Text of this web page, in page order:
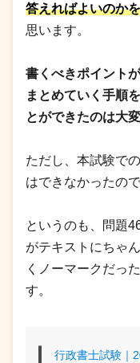
答えればよいのか
思います。
書くべきポイント
まとめていく手順
とができたのは大
ただし、本試験で
はできなかったの
というのも、問題
がテキストにちゃ
くノーマークだっ
す。
行政書士試験｜